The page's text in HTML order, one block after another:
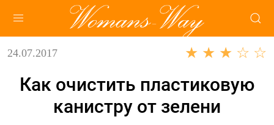
24.07.2017 ★ ★ ★ ☆ ☆
Как очистить пластиковую
канистру от зелени